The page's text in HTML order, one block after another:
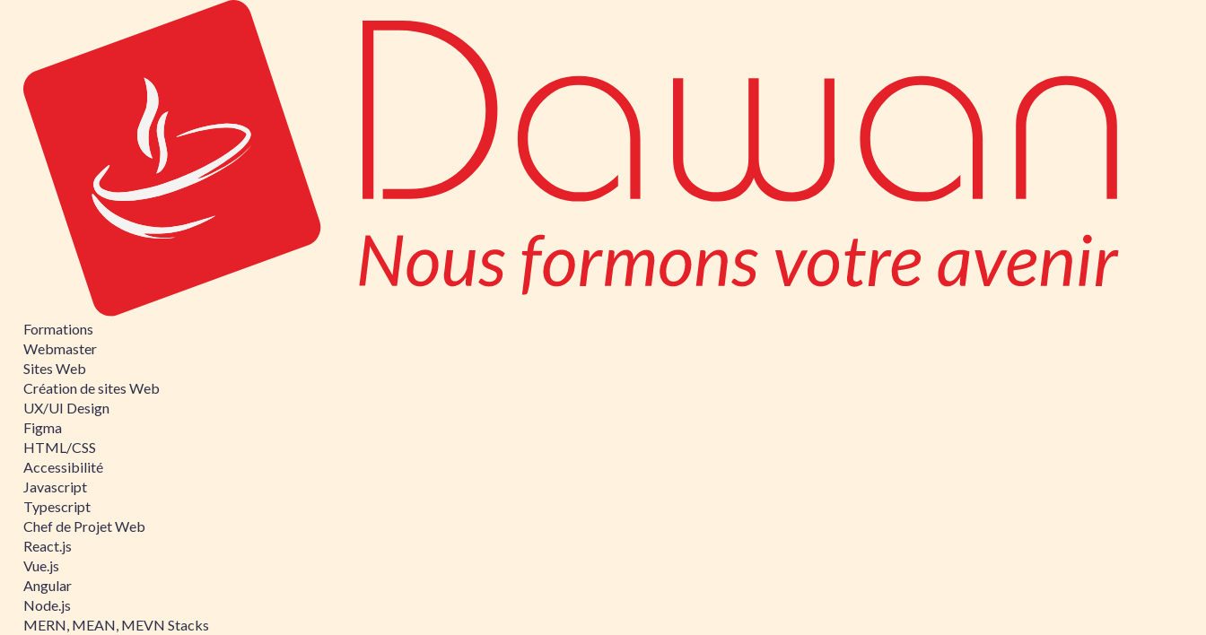
Formations
Webmaster
Sites Web
Création de sites Web
UX/UI Design
Figma
HTML/CSS
Accessibilité
Javascript
Typescript
Chef de Projet Web
React.js
Vue.js
Angular
Node.js
MERN, MEAN, MEVN Stacks